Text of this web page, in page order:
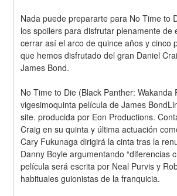
Nada puede prepararte para No Time to
los spoilers para disfrutar plenamente de
cerrar así el arco de quince años y cinco
que hemos disfrutado del gran Daniel
James Bond.
No Time to Die (Black Panther: Wakanda
vigesimoquinta película de James
site. producida por Eon Productions.
Craig en su quinta y última actuación
Cary Fukunaga dirigirá la cinta tras la
Danny Boyle argumentando “diferencias
película será escrita por Neal Purvis y
habituales guionistas de la franquicia.